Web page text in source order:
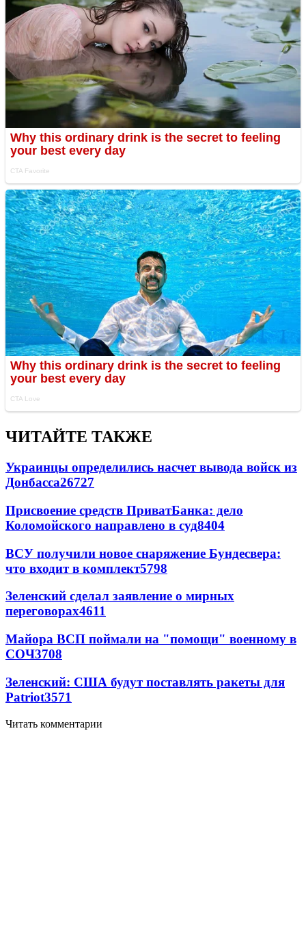
ЧИТАЙТЕ ТАКЖЕ
Украинцы определились насчет вывода войск из
Донбасса26727
Присвоение средств ПриватБанка: дело
Коломойского направлено в суд8404
ВСУ получили новое снаряжение Бундесвера:
что входит в комплект5798
Зеленский сделал заявление о мирных
переговорах4611
Майора ВСП поймали на "помощи" военному в
СОЧ3708
Зеленский: США будут поставлять ракеты для
Patriot3571
Читать комментарии